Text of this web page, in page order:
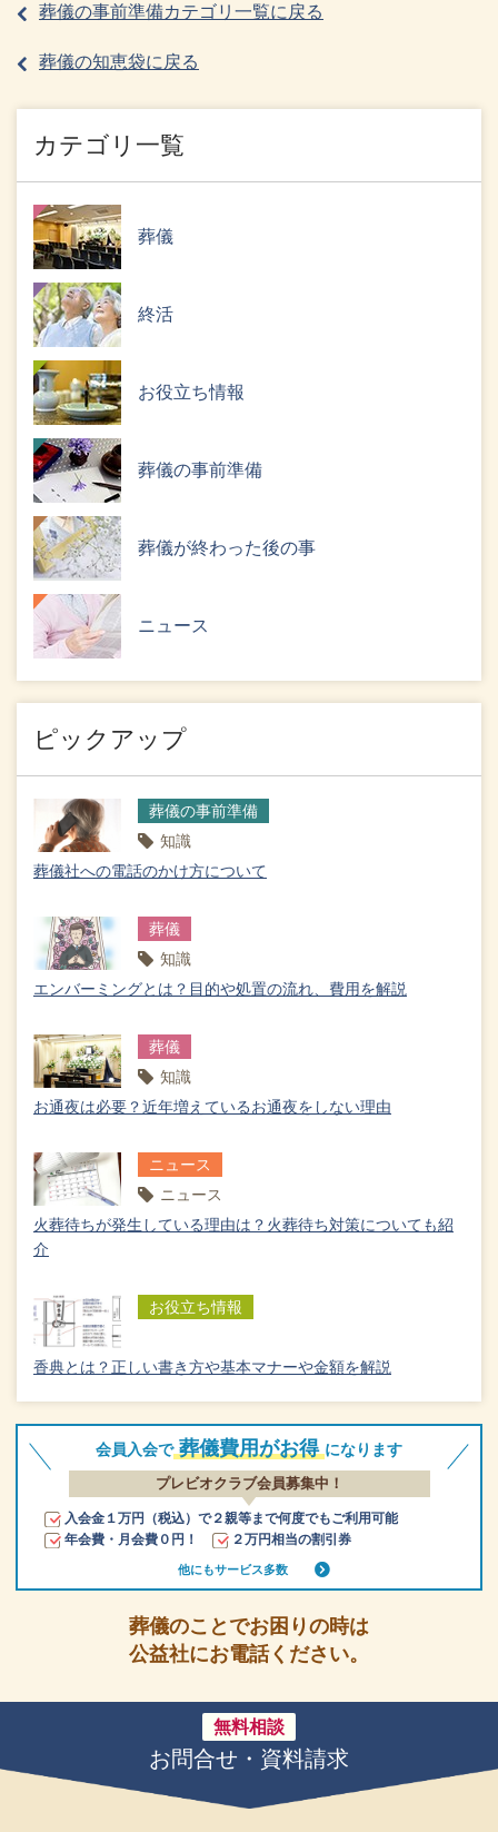
葬儀の事前準備カテゴリ一覧に戻る
葬儀の知恵袋に戻る
カテゴリ一覧
葬儀
終活
お役立ち情報
葬儀の事前準備
葬儀が終わった後の事
ニュース
ピックアップ
葬儀の事前準備
知識
葬儀社への電話のかけ方について
葬儀
知識
エンバーミングとは？目的や処置の流れ、費用を解説
葬儀
知識
お通夜は必要？近年増えているお通夜をしない理由
ニュース
ニュース
火葬待ちが発生している理由は？火葬待ち対策についても紹
介
お役立ち情報
香典とは？正しい書き方や基本マナーや金額を解説
会員入会で 葬儀費用がお得 になります
プレビオクラブ会員募集中！
入会金１万円（税込）で２親等まで何度でもご利用可能
年会費・月会費０円！
２万円相当の割引券
他にもサービス多数
葬儀のことでお困りの時は
公益社にお電話ください。
無料相談
お問合せ・資料請求